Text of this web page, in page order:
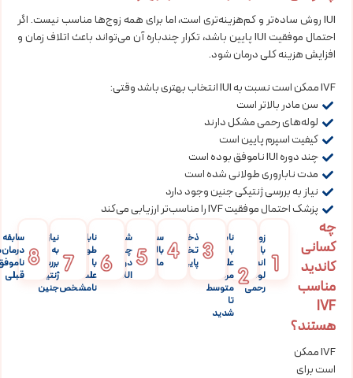
IUI روش ساده‌تر و کم‌هزینه‌تری است، اما برای همه زوج‌ها مناسب نیست. اگر
احتمال موفقیت IUI پایین باشد، تکرار چندباره آن می‌تواند باعث اتلاف زمان و
افزایش هزینه کلی درمان شود.
IVF ممکن است نسبت به IUI انتخاب بهتری باشد وقتی:
سن مادر بالاتر است
لوله‌های رحمی مشکل دارند
کیفیت اسپرم پایین است
چند دوره IUI ناموفق بوده است
مدت ناباروری طولانی شده است
نیاز به بررسی ژنتیکی جنین وجود دارد
پزشک احتمال موفقیت IVF را مناسب‌تر ارزیابی می‌کند
چه
کسانی
کاندید
مناسب
IVF
هستند؟
IVF ممکن
است برای
زوج‌هایی
با
انسداد
لوله‌های
رحمی
ناباروری
با
علت
مردانه
متوسط
تا
شدید
ذخیره
تخمدان
پایین
سن
بالاتر
مادر
شکست
چند
دوره
IUI
ناباروری
طولانی‌مدت
با
علت
نامشخص
نیاز
به
بررسی
ژنتیکی
جنین
سابقه
قبلی